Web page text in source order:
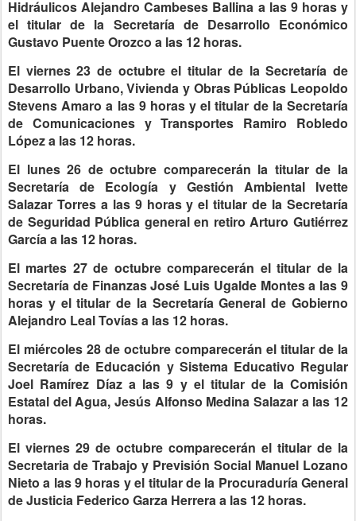
Hidráulicos Alejandro Cambeses Ballina a las 9 horas y
el titular de la Secretaría de Desarrollo Económico
Gustavo Puente Orozco a las 12 horas.
El viernes 23 de octubre el titular de la Secretaría de
Desarrollo Urbano, Vivienda y Obras Públicas Leopoldo
Stevens Amaro a las 9 horas y el titular de la Secretaría
de Comunicaciones y Transportes Ramiro Robledo
López a las 12 horas.
El lunes 26 de octubre comparecerán la titular de la
Secretaría de Ecología y Gestión Ambiental Ivette
Salazar Torres a las 9 horas y el titular de la Secretaría
de Seguridad Pública general en retiro Arturo Gutiérrez
García a las 12 horas.
El martes 27 de octubre comparecerán el titular de la
Secretaría de Finanzas José Luis Ugalde Montes a las 9
horas y el titular de la Secretaría General de Gobierno
Alejandro Leal Tovías a las 12 horas.
El miércoles 28 de octubre comparecerán el titular de la
Secretaría de Educación y Sistema Educativo Regular
Joel Ramírez Díaz a las 9 y el titular de la Comisión
Estatal del Agua, Jesús Alfonso Medina Salazar a las 12
horas.
El viernes 29 de octubre comparecerán el titular de la
Secretaria de Trabajo y Previsión Social Manuel Lozano
Nieto a las 9 horas y el titular de la Procuraduría General
de Justicia Federico Garza Herrera a las 12 horas.